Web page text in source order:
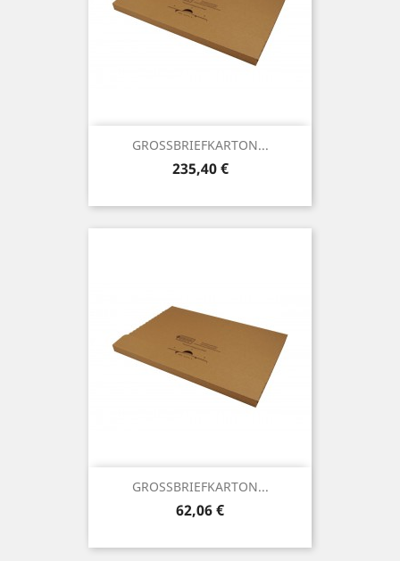
GROSSBRIEFKARTON...
Preis
235,40 €
GROSSBRIEFKARTON...
Preis
62,06 €